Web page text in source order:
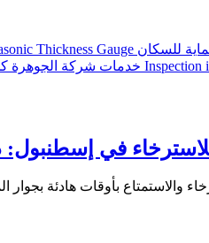
للسكان Thickness Gauge
Inspection خدمات شركة الجوهرة
في إسطنبول:
والاستمتاع بأوقات هادئة